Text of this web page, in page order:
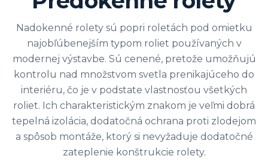
Nadokenné rolety sú popri roletách pod omietku
najobľúbenejším typom roliet používaných v
modernej výstavbe. Sú cenené, pretože umožňujú
kontrolu nad množstvom svetla prenikajúceho do
interiéru, čo je v podstate vlastnosťou všetkých
roliet. Ich charakteristickým znakom je veľmi dobrá
tepelná izolácia, dodatočná ochrana proti zlodejom
a spôsob montáže, ktorý si nevyžaduje dodatočné
zateplenie konštrukcie rolety.